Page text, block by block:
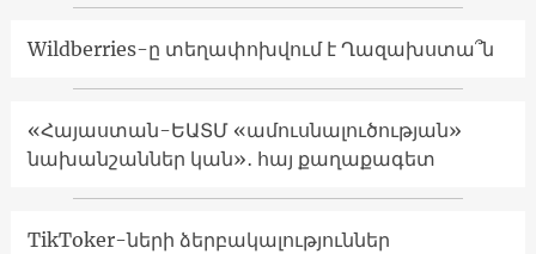
Wildberries-ը տեղափոխվում է Ղազախստա՞ն
«Հայաստան-ԵԱՏՄ «ամուսնալուծության»
նախանշաններ կան»․ հայ քաղաքագետ
TikToker-ների ձերբակալություններ